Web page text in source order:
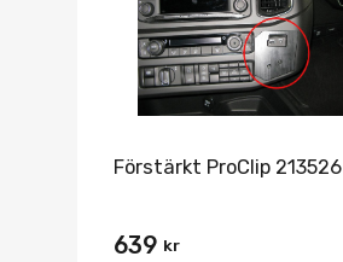
Förstärkt ProClip 213526
639 kr